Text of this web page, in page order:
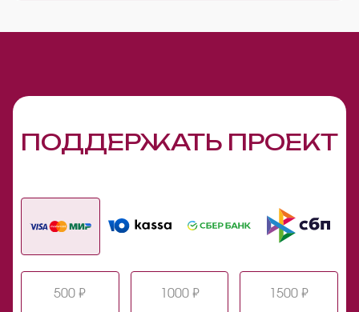
ПОДДЕРЖАТЬ ПРОЕКТ
500 ₽ 1000 ₽ 1500 ₽